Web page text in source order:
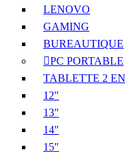
LENOVO
GAMING
BUREAUTIQUE
PC PORTABLE
TABLETTE 2 EN
12″
13″
14″
15″